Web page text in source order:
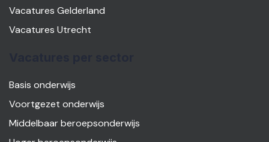
Vacatures Gelderland
Vacatures Utrecht
Basis onderwijs
Voortgezet onderwijs
Middelbaar beroepsonderwijs